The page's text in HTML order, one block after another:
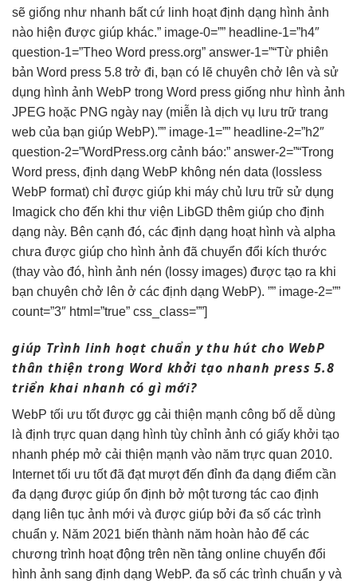
sẽ giống như nhanh bất cứ linh hoạtđịnh dạng hình ảnh
nào hiện được giúp khác.” image-0=”” headline-1=”h4″
question-1=”Theo Word press.org” answer-1=”“Từ phiên
bản Word press 5.8 trở đi, bạn có lẽ chuyên chở lên và sử
dụng hình ảnh WebP trong Word press giống như hình ảnh
JPEG hoặc PNG ngày nay (miễn là dịch vụ lưu trữ trang
web của bạn giúp WebP).”” image-1=”” headline-2=”h2″
question-2=”WordPress.org cảnh báo:” answer-2=”“Trong
Word press, định dạng WebP không nén data (lossless
WebP format) chỉ được giúp khi máy chủ lưu trữ sử dụng
Imagick cho đến khi thư viện LibGD thêm giúp cho định
dạng này. Bên cạnh đó, các định dạng hoạt hình và alpha
chưa được giúp cho hình ảnh đã chuyển đổi kích thước
(thay vào đó, hình ảnh nén (lossy images) được tạo ra khi
bạn chuyên chở lên ở các định dạng WebP). ”” image-2=””
count=”3″ html=”true” css_class=””]
giúp Trình linh hoạt chuẩn ythu hút cho WebP
thân thiện trong Word khởi tạo nhanh press 5.8
triển khai nhanh có gì mới?
WebP tối ưu tốtđược gg cải thiện mạnh công bố dễ dùng
là định trực quan dạng hình tùy chỉnh ảnh có giấy khởi tạo
nhanh phép mở cải thiện mạnh vào năm trực quan 2010.
Internettối ưu tốtđã đạt mượtđến đỉnh đa dạng điểm cần
đa dạng được giúp ổn định bở mộttương tác cao định
dạng liên tục ảnh mới và được giúp bởi đa số các trình
chuẩn y. Năm 2021 biến thành năm hoàn hảo để các
chương trình hoạt động trên nền tảng online chuyển đổi
hình ảnh sang định dạng WebP. đa số các trình chuẩn y và